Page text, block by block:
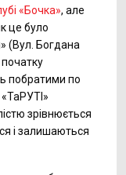
«Бочка», але
це було
(Вул. Богдана
побратими по
зрівнюється
і залишаються